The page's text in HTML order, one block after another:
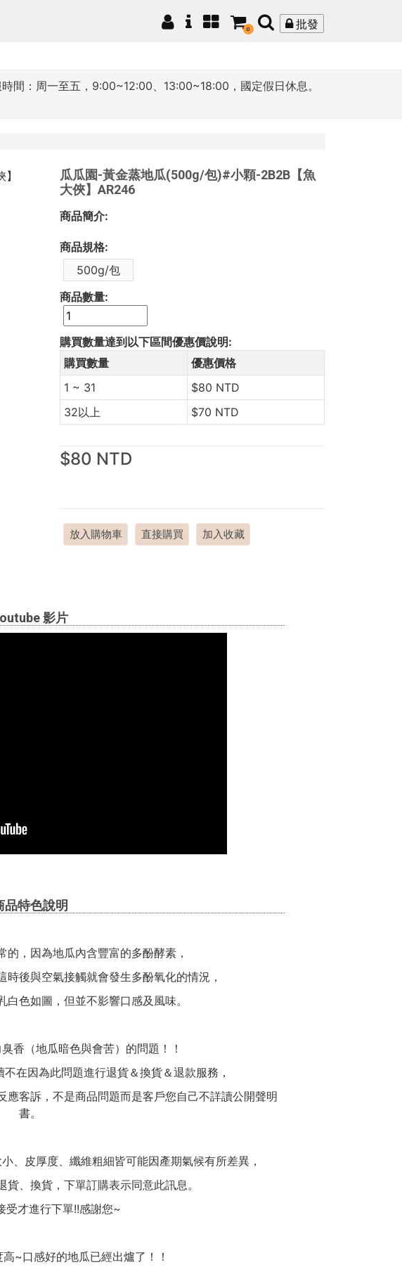
0 批發
：周一至五，9:00~12:00、13:00~18:00，國定假日休息。
瓜瓜園-黃金蒸地瓜(500g/包)#小顆-2B2B【魚
大俠】AR246
商品簡介:
商品規格:
500g/包
商品數量:
購買數量達到以下區間優惠價說明:
購買數量
優惠價格
1 ~ 31
$80 NTD
32以上
$70 NTD
$80 NTD
放入購物車 直接購買 加入收藏
影片
品特色說明
的，因為地瓜內含豐富的多酚酵素，
後與空氣接觸就會發生多酚氧化的情況，
色如圖，但並不影響口感及風味。
香（地瓜暗色與會苦）的問題！！
在因為此問題進行退貨＆換貨＆退款服務，
客訴，不是商品問題而是客戶您自己不詳讀公開聲明
書。
、皮厚度、纖維粗細皆可能因產期氣候有所差異，
、換貨，下單訂購表示同意此訊息。
受才進行下單!!感謝您~
~口感好的地瓜已經出爐了！！